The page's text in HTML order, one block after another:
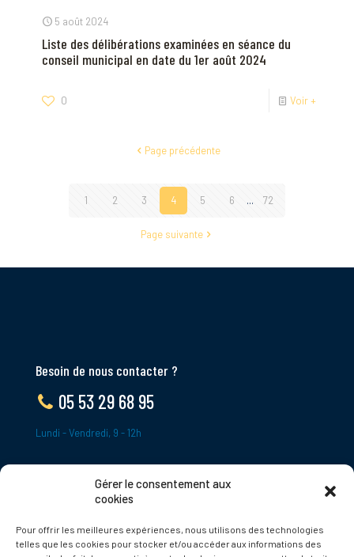
Gérer le consentement aux
cookies
Pour offrir les meilleures expériences, nous utilisons des technologies
telles que les cookies pour stocker et/ou accéder aux informations des
5 août 2024
Liste des délibérations examinées en séance du
conseil municipal en date du 1er août 2024
0 Voir +
Page précédente
1 2 3 4 5 6 ... 72
Page suivante
Besoin de nous contacter ?
05 53 29 68 95
Lundi - Vendredi, 9 - 12h
24620 Tamniès
France